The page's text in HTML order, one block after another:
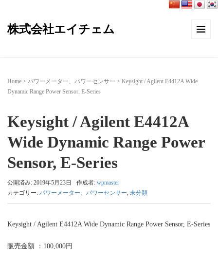
株式会社エイチェム
Home > パワーメーター、パワーセンサー > Keysight / Agilent E4412A Wide
Dynamic Range Power Sensor, E-Series
Keysight / Agilent E4412A
Wide Dynamic Range Power
Sensor, E-Series
公開済み: 2019年5月23日 作成者: wpmaster
カテゴリー: パワーメーター、パワーセンサー, 未分類
Keysight / Agilent E4412A Wide Dynamic Range Power Sensor, E-Series
販売金額 ：100,000円